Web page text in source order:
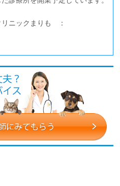
ニックまりも ：